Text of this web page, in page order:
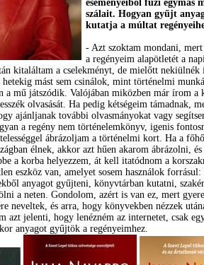
eseményeiből fűzi egymás
szálait. Hogyan gyűjt
kutatja a múltat
- Azt szoktam mondani,
a regényeim alapötletét a
kitaláltam a cselekményt, de mielőtt nekiülnék
mást sem csinálok, mint történelmi
a mű játszódik. Valójában miközben már írom a
olvasását. Ha pedig kétségeim támadnak,
ajánljanak további olvasmányokat vagy
a regény nem történelemkönyv, igenis
ábrázoljam a történelmi kort. Ha a
élnek, akkor azt hűen akarom ábrázolni,
a korba helyezzem, át kell itatódnom a
eszköz van, amelyet sosem használok
anyagot gyűjteni, könyvtárban kutatni,
a neten. Gondolom, azért is van ez, mert
neveltek, és arra, hogy könyvekben nézzek
azt jelenti, hogy lenézném az internetet, csak
anyagot gyűjtök a regényeimhez.